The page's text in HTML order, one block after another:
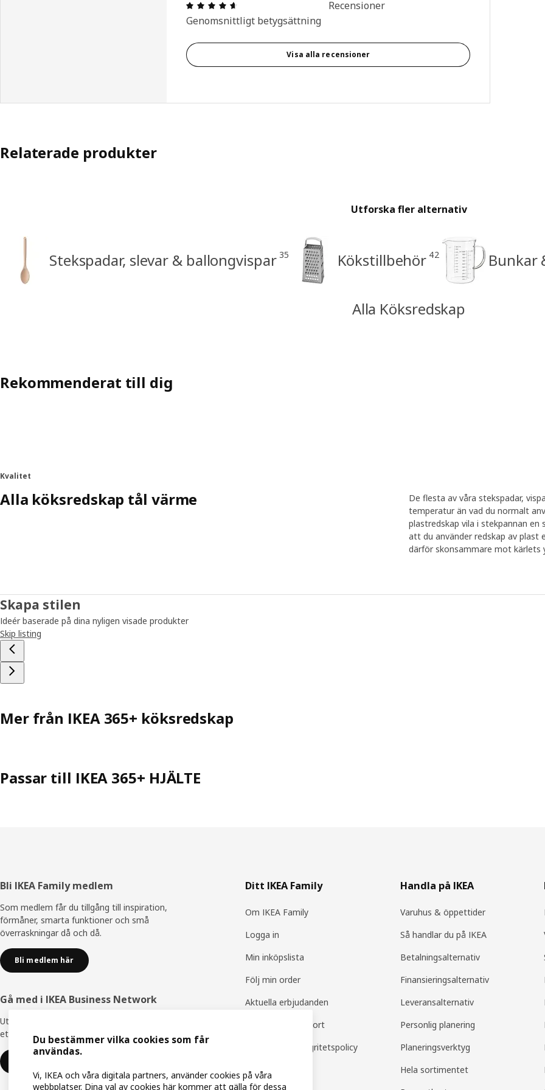
Recension: 4.6 utav 5 stjärnor. Totalt antal recensioner: 107
Genomsnittligt betygsättning
Recensioner
Visa alla recensioner
Relaterade produkter
Utforska fler alternativ
Stekspadar, slevar & ballongvispar 35 Kökstillbehör 42 Bunkar
Alla Köksredskap
Rekommenderat till dig
Kvalitet
Alla köksredskap tål värme
De flesta av våra stekspadar,
temperatur än vad du normalt
plastredskap vila i stekpannan en
att du använder redskap av plast
därför skonsammare mot kärlets
Skapa stilen
Ideér baserade på dina nyligen visade produkter
Skip listing
Mer från IKEA 365+ köksredskap
Passar till IKEA 365+ HJÄLTE
Sidfot
Bli IKEA Family medlem
Som medlem får du tillgång till inspiration,
förmåner, smarta funktioner och små
överraskningar då och då.
Bli medlem här
Gå med i IKEA Business Network
Utnyttja flera unika förmåner för att skapa
ett bättre arbetsliv - helt kostnadsfritt.
Ditt IKEA Family
Om IKEA Family
Logga in
Min inköpslista
Följ min order
Aktuella erbjudanden
IKEA Family support
IKEA Family integritetspolicy
Handla på IKEA
Varuhus & öppettider
Så handlar du på IKEA
Betalningsalternativ
Finansieringsalternativ
Leveransalternativ
Personlig planering
Planeringsverktyg
Hela sortimentet
Du bestämmer vilka cookies som får
användas.
Vi, IKEA och våra digitala partners, använder cookies på våra
webbplatser. Dina val av cookies här kommer att gälla för dessa